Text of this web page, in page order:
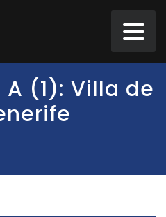
A (1): Villa de